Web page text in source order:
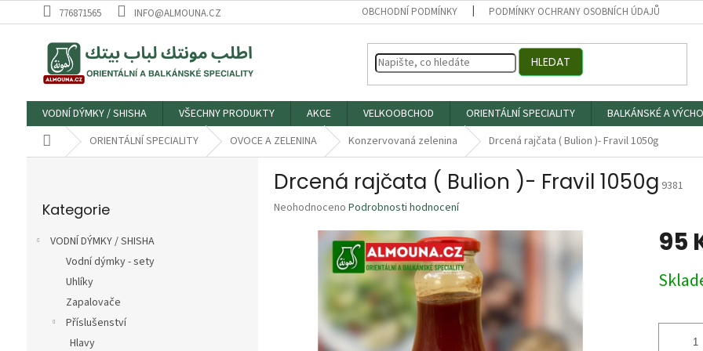
na
776871565 INFO@ALMOUNA.CZ OBCHODNÍ PODMÍNKY PODMÍNKY OCHRANY OSOBNÍCH ÚDAJŮ
HLEDAT
VODNÍ DÝMKY / SHISHA VŠECHNY PRODUKTY AKCE VELKOOBCHOD ORIENTÁLNÍ SPECIALITY BALKÁNSKÉ A
Domů ORIENTÁLNÍ SPECIALITY OVOCE A ZELENINA Konzervovaná zelenina Drcená rajčata ( Bulion )- Fravil 1050g
kategorie
Kategorie
VODNÍ DÝMKY / SHISHA
Vodní dýmky - sety
Uhlíky
Zapalovače
Příslušenství
Hlavy
Drcená rajčata ( Bulion )- Fravil 1050g 9381
Průměrné
hvězdiček.
Neohodnoceno Podrobnosti hodnocení
95
cena: